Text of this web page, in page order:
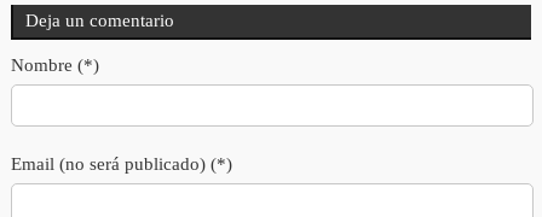
Deja un comentario
Nombre (*)
Email (no será publicado) (*)